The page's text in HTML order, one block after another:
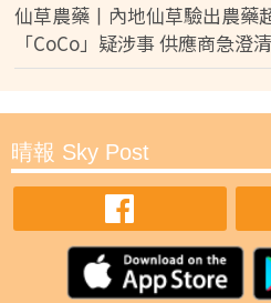
仙草農藥丨內地仙草驗出農藥
「CoCo」疑涉事 供應商急澄
晴報 Sky Post